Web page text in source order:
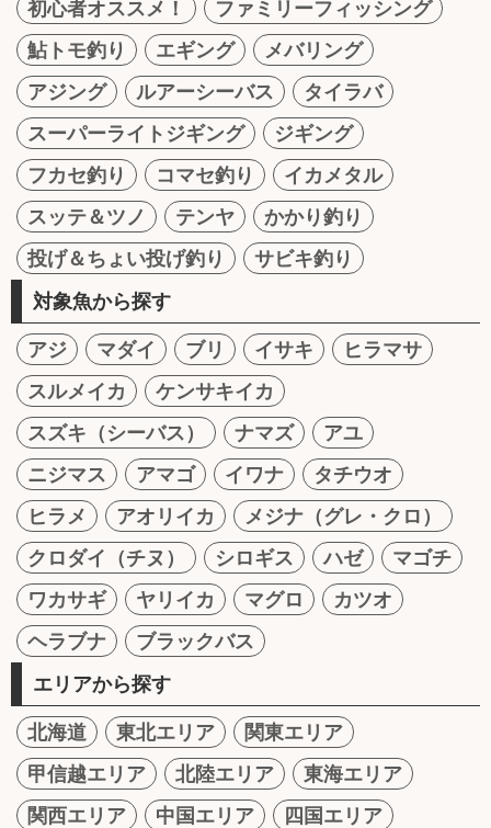
初心者オススメ！
ファミリーフィッシング
鮎トモ釣り
エギング
メバリング
アジング
ルアーシーバス
タイラバ
スーパーライトジギング
ジギング
フカセ釣り
コマセ釣り
イカメタル
スッテ＆ツノ
テンヤ
かかり釣り
投げ＆ちょい投げ釣り
サビキ釣り
対象魚から探す
アジ マダイ ブリ イサキ
ヒラマサ
スルメイカ
ケンサキイカ
スズキ（シーバス）
ナマズ
アユ
ニジマス
アマゴ イワナ
タチウオ
ヒラメ
アオリイカ
メジナ（グレ・クロ）
クロダイ（チヌ）
シロギス ハゼ
マゴチ
ワカサギ
ヤリイカ マグロ
カツオ
ヘラブナ
ブラックバス
エリアから探す
北海道 東北エリア
関東エリア
甲信越エリア
北陸エリア
東海エリア
関西エリア
中国エリア
四国エリア